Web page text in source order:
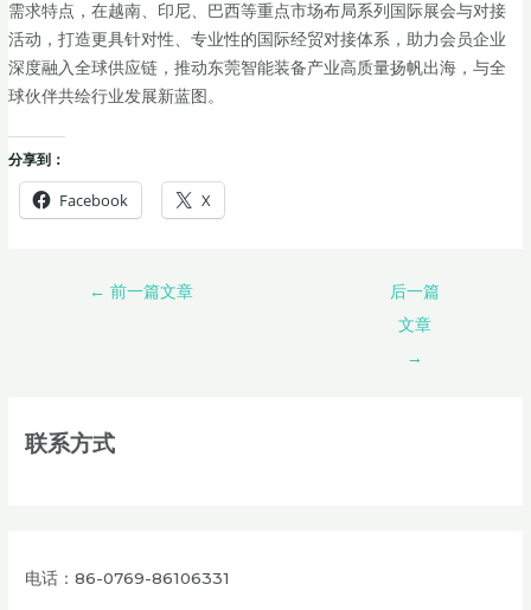
需求特点，在越南、印尼、巴西等重点市场布局系列国际展会与对接
活动，打造更具针对性、专业性的国际经贸对接体系，助力会员企业
深度融入全球供应链，推动东莞智能装备产业高质量扬帆出海，与全
球伙伴共绘行业发展新蓝图。
分享到：
Facebook X
← 前一篇文章
后一篇
文章
→
联系方式
电话：86-0769-86106331